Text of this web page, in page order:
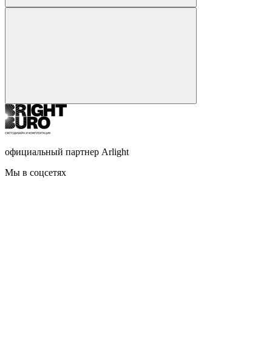
официальный партнер Arlight
Мы в соцсетях